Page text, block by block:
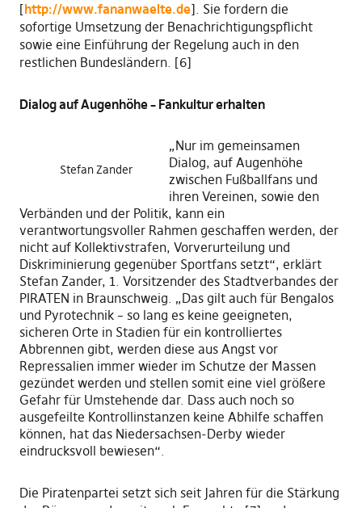
[http://www.fananwaelte.de]. Sie fordern die
sofortige Umsetzung der Benachrichtigungspflicht
sowie eine Einführung der Regelung auch in den
restlichen Bundesländern. [6]
Dialog auf Augenhöhe – Fankultur erhalten
Stefan Zander
„Nur im gemeinsamen
Dialog, auf Augenhöhe
zwischen Fußballfans und
ihren Vereinen, sowie den
Verbänden und der Politik, kann ein
verantwortungsvoller Rahmen geschaffen werden, der
nicht auf Kollektivstrafen, Vorverurteilung und
Diskriminierung gegenüber Sportfans setzt“, erklärt
Stefan Zander, 1. Vorsitzender des Stadtverbandes der
PIRATEN in Braunschweig. „Das gilt auch für Bengalos
und Pyrotechnik – so lang es keine geeigneten,
sicheren Orte in Stadien für ein kontrolliertes
Abbrennen gibt, werden diese aus Angst vor
Repressalien immer wieder im Schutze der Massen
gezündet werden und stellen somit eine viel größere
Gefahr für Umstehende dar. Dass auch noch so
ausgefeilte Kontrollinstanzen keine Abhilfe schaffen
können, hat das Niedersachsen-Derby wieder
eindrucksvoll bewiesen“.
Die Piratenpartei setzt sich seit Jahren für die Stärkung